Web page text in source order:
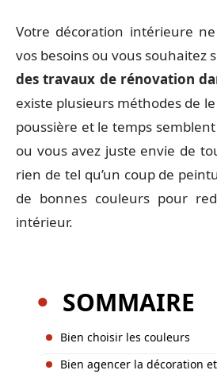
Votre décoration intérieure
vos besoins ou vous souhaitez
des travaux de rénovation
existe plusieurs méthodes de
poussière et le temps
ou vous avez juste envie de
rien de tel qu’un coup de
de bonnes couleurs pour
intérieur.
SOMMAIRE
Bien choisir les couleurs
Bien agencer la décoration